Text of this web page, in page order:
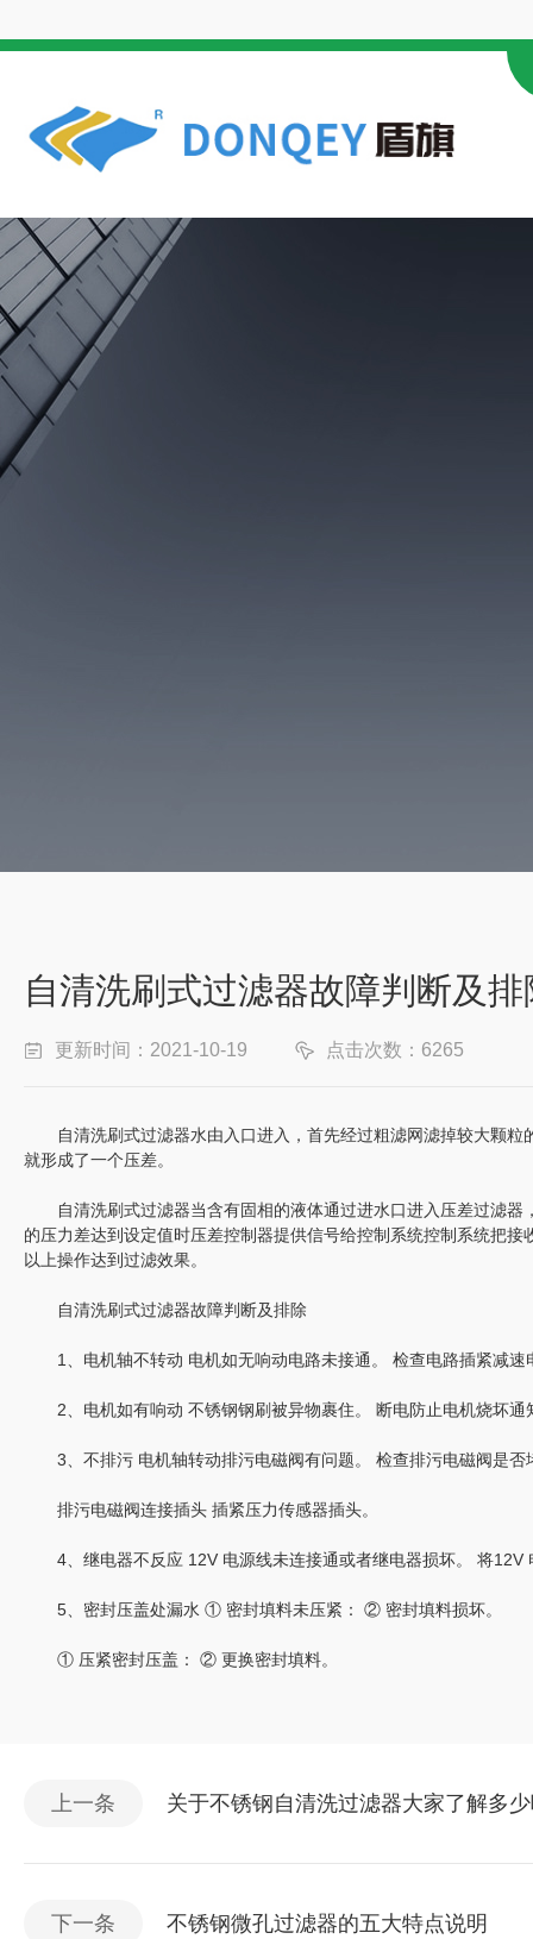
自清洗刷式过滤器故障判断及排
更新时间：2021-10-19 点击次数：6265
自清洗刷式过滤器水由入口进入，首先经过粗滤网滤掉较大颗粒
就形成了一个压差。
自清洗刷式过滤器当含有固相的液体通过进水口进入压差过滤器
的压力差达到设定值时压差控制器提供信号给控制系统控制系统把
以上操作达到过滤效果。
自清洗刷式过滤器故障判断及排除
1、电机轴不转动 电机如无响动电路未接通。 检查电路插紧减速
2、电机如有响动 不锈钢钢刷被异物裹住。 断电防止电机烧坏通
3、不排污 电机轴转动排污电磁阀有问题。 检查排污电磁阀是否
排污电磁阀连接插头 插紧压力传感器插头。
4、继电器不反应 12V 电源线未连接通或者继电器损坏。 将12V
5、密封压盖处漏水 ① 密封填料未压紧： ② 密封填料损坏。
① 压紧密封压盖： ② 更换密封填料。
上一条 关于不锈钢自清洗过滤器大家了解多
下一条 不锈钢微孔过滤器的五大特点说明